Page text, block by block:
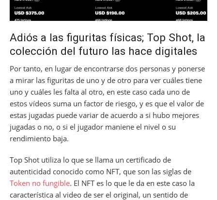
Adiós a las figuritas físicas; Top Shot, la
colección del futuro las hace digitales
Por tanto, en lugar de encontrarse dos personas y ponerse
a mirar las figuritas de uno y de otro para ver cuáles tiene
uno y cuáles les falta al otro, en este caso cada uno de
estos vídeos suma un factor de riesgo, y es que el valor de
estas jugadas puede variar de acuerdo a si hubo mejores
jugadas o no, o si el jugador maniene el nivel o su
rendimiento baja.
Top Shot utiliza lo que se llama un certificado de
autenticidad conocido como NFT, que son las siglas de
Token no fungible. El NFT es lo que le da en este caso la
característica al video de ser el original, un sentido de